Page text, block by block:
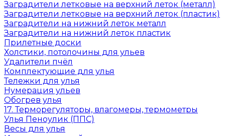
Заградители летковые на верхний леток (металл)
Заградители летковые на верхний леток (пластик)
Заградители на нижний леток металл
Заградители на нижний леток пластик
Прилетные доски
Холстики, потолочины для ульев
Удалители пчёл
Комплектующие для улья
Тележки для улья
Нумерация ульев
Обогрев улья
17. Терморегуляторы, влагомеры, термометры
Улья Пеноулик (ППС)
Весы для улья